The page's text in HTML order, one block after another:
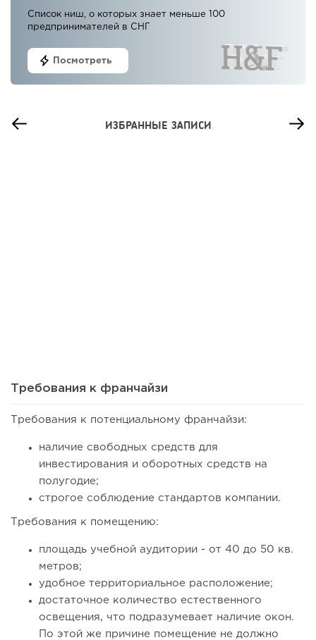
Список ниш, о которых знает меньше 100
предпринимателей в СНГ
Посмотреть
ИЗБРАННЫЕ ЗАПИСИ
81 0 0
Coffee Way приступил к масштабированию собственной
Требования к франчайзи
Требования к потенциальному франчайзи:
наличие свободных средств для
инвестирования и оборотных средств на
полугодие;
строгое соблюдение стандартов компании.
Требования к помещению:
площадь учебной аудитории - от 40 до 50 кв.
метров;
удобное территориальное расположение;
достаточное количество естественного
освещения, что подразумевает наличие окон.
По этой же причине помещение не должно